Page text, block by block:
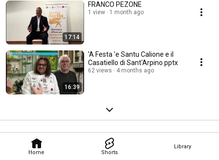
Home Shorts
Library
17:14
FRANCO PEZONE
1 view 1 month ago
16:39
'A Festa 'e Santu Calione e il
Casatiello di Sant'Arpino pptx
62 views 4 months ago